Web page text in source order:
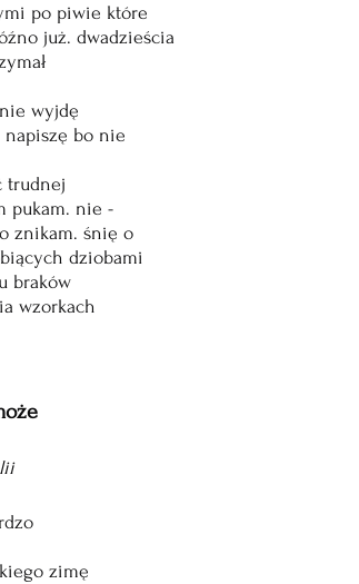
po piwie które
już. dwadzieścia
wyjdę
napiszę bo nie
trudnej
pukam. nie -
znikam. śnię o
dziobami
braków
wzorkach
zimę